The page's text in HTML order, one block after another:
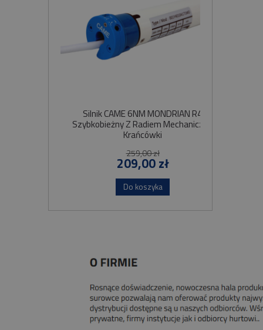
Silnik CAME 6NM MONDRIAN R4
Szybkobieżny Z Radiem Mechaniczne
Krańcówki
259,00 zł
209,00 zł
Do koszyka